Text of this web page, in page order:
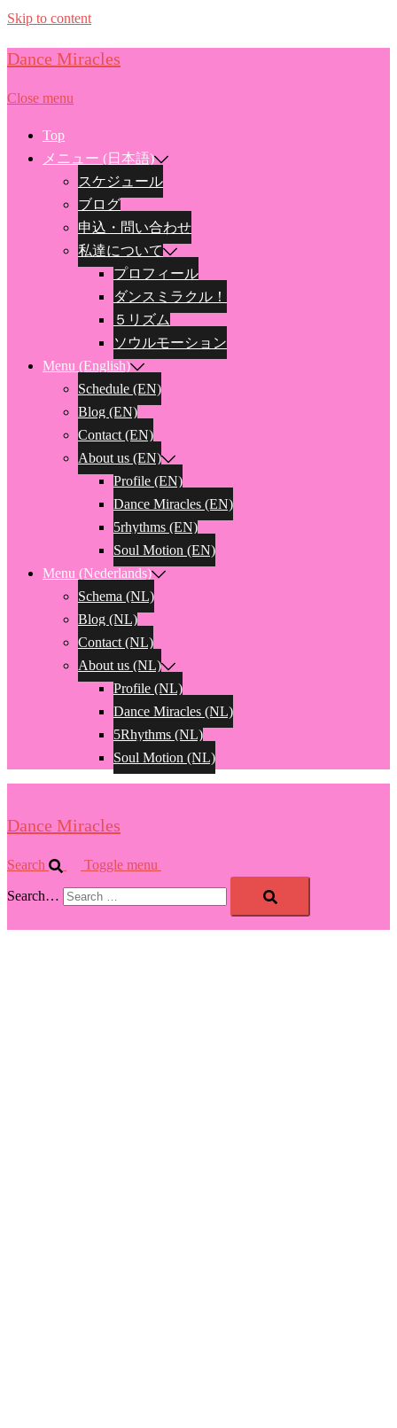
Skip to content
Dance Miracles
Close menu
Top
メニュー (日本語)
スケジュール
ブログ
申込・問い合わせ
私達について
プロフィール
ダンスミラクル！
５リズム
ソウルモーション
Menu (English)
Schedule (EN)
Blog (EN)
Contact (EN)
About us (EN)
Profile (EN)
Dance Miracles (EN)
5rhythms (EN)
Soul Motion (EN)
Menu (Nederlands)
Schema (NL)
Blog (NL)
Contact (NL)
About us (NL)
Profile (NL)
Dance Miracles (NL)
5Rhythms (NL)
Soul Motion (NL)
Dance Miracles
Search Toggle menu
Search…